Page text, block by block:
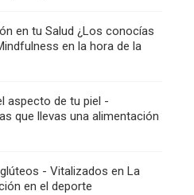
en tu Salud ¿Los conocías
en la hora de la
aspecto de tu piel -
que llevas una alimentación
- Vitalizados en La
en el deporte